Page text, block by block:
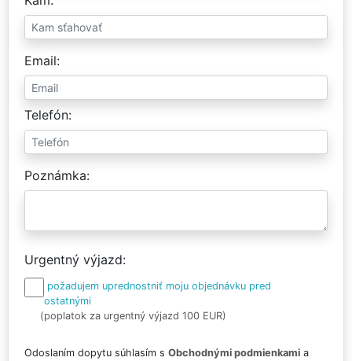
Email
Telefón
Poznámka
Urgentný výjazd
požadujem uprednostniť moju objednávku pred
ostatnými
(poplatok za urgentný výjazd 100 EUR)
Odoslaním dopytu súhlasím s Obchodnými podmienkami a